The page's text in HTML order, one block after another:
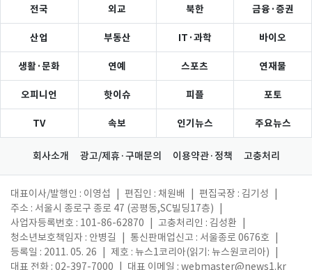
전국 외교 북한 금융·증권
산업 부동산 IT·과학 바이오
생활·문화 연예 스포츠 연재물
오피니언 핫이슈 피플 포토
TV 속보 인기뉴스 주요뉴스
회사소개 광고/제휴·구매문의 이용약관·정책 고충처리
대표이사/발행인 : 이영섭 편집인 : 채원배 편집국장 : 김기성
주소 : 서울시 종로구 종로 47 (공평동,SC빌딩17층)
사업자등록번호 : 101-86-62870
고충처리인 : 김성환
청소년보호책임자 : 안병길
통신판매업신고 : 서울종로 0676호
등록일 : 2011. 05. 26
제호 : 뉴스1코리아(읽기: 뉴스원코리아)
대표 전화 : 02-397-7000
대표 이메일 : webmaster@news1.kr